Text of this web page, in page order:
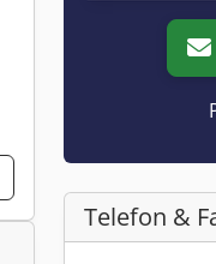
Telefon &